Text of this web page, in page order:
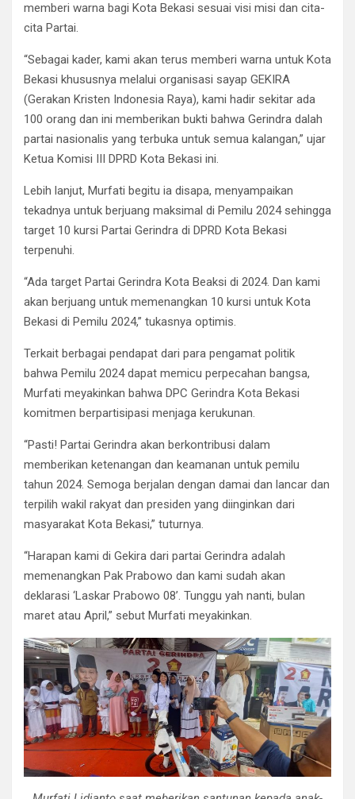
memberi warna bagi Kota Bekasi sesuai visi misi dan cita-
cita Partai.
“Sebagai kader, kami akan terus memberi warna untuk Kota
Bekasi khususnya melalui organisasi sayap GEKIRA
(Gerakan Kristen Indonesia Raya), kami hadir sekitar ada
100 orang dan ini memberikan bukti bahwa Gerindra dalah
partai nasionalis yang terbuka untuk semua kalangan,” ujar
Ketua Komisi III DPRD Kota Bekasi ini.
Lebih lanjut, Murfati begitu ia disapa, menyampaikan
tekadnya untuk berjuang maksimal di Pemilu 2024 sehingga
target 10 kursi Partai Gerindra di DPRD Kota Bekasi
terpenuhi.
“Ada target Partai Gerindra Kota Beaksi di 2024. Dan kami
akan berjuang untuk memenangkan 10 kursi untuk Kota
Bekasi di Pemilu 2024,” tukasnya optimis.
Terkait berbagai pendapat dari para pengamat politik
bahwa Pemilu 2024 dapat memicu perpecahan bangsa,
Murfati meyakinkan bahwa DPC Gerindra Kota Bekasi
komitmen berpartisipasi menjaga kerukunan.
“Pasti! Partai Gerindra akan berkontribusi dalam
memberikan ketenangan dan keamanan untuk pemilu
tahun 2024. Semoga berjalan dengan damai dan lancar dan
terpilih wakil rakyat dan presiden yang diinginkan dari
masyarakat Kota Bekasi,” tuturnya.
“Harapan kami di Gekira dari partai Gerindra adalah
memenangkan Pak Prabowo dan kami sudah akan
deklarasi ‘Laskar Prabowo 08’. Tunggu yah nanti, bulan
maret atau April,” sebut Murfati meyakinkan.